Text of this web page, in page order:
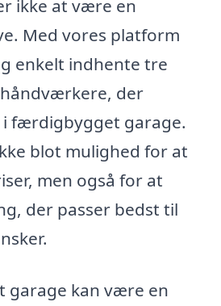
ikke at være en
Med vores platform
enkelt indhente tre
der
i færdigbygget garage.
blot mulighed for at
men også for at
der passer bedst til
garage kan være en